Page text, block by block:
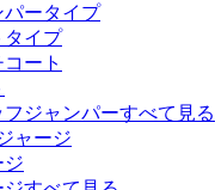
パータイプ
タイプ
ート
フジャンパーすべて見る
ャージ
ジ